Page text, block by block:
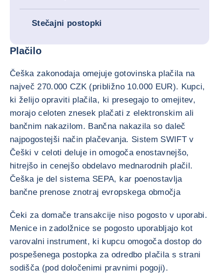
Stečajni postopki
Plačilo
Češka zakonodaja omejuje gotovinska plačila na
največ 270.000 CZK (približno 10.000 EUR). Kupci,
ki želijo opraviti plačila, ki presegajo to omejitev,
morajo celoten znesek plačati z elektronskim ali
bančnim nakazilom. Bančna nakazila so daleč
najpogostejši način plačevanja. Sistem SWIFT v
Češki v celoti deluje in omogoča enostavnejšo,
hitrejšo in cenejšo obdelavo mednarodnih plačil.
Češka je del sistema SEPA, kar poenostavlja
bančne prenose znotraj evropskega območja
Čeki za domače transakcije niso pogosto v uporabi.
Menice in zadolžnice se pogosto uporabljajo kot
varovalni instrument, ki kupcu omogoča dostop do
pospešenega postopka za odredbo plačila s strani
sodišča (pod določenimi pravnimi pogoji).